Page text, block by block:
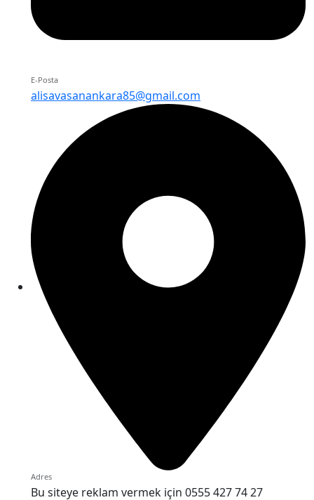
E-Posta
alisavasanankara85@gmail.com
Adres
Bu siteye reklam vermek için 0555 427 74 27